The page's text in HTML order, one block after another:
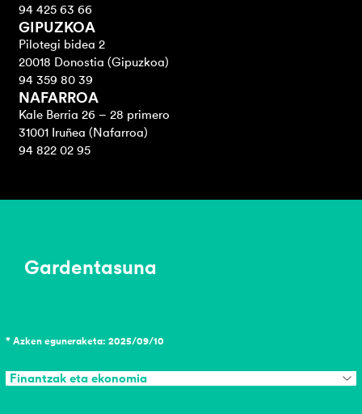
94 425 63 66
GIPUZKOA
Pilotegi bidea 2
20018 Donostia (Gipuzkoa)
94 359 80 39
NAFARROA
Kale Berria 26 – 28 primero
31001 Iruñea (Nafarroa)
94 822 02 95
Gardentasuna
* Azken eguneraketa: 2025/09/10
Finantzak eta ekonomia